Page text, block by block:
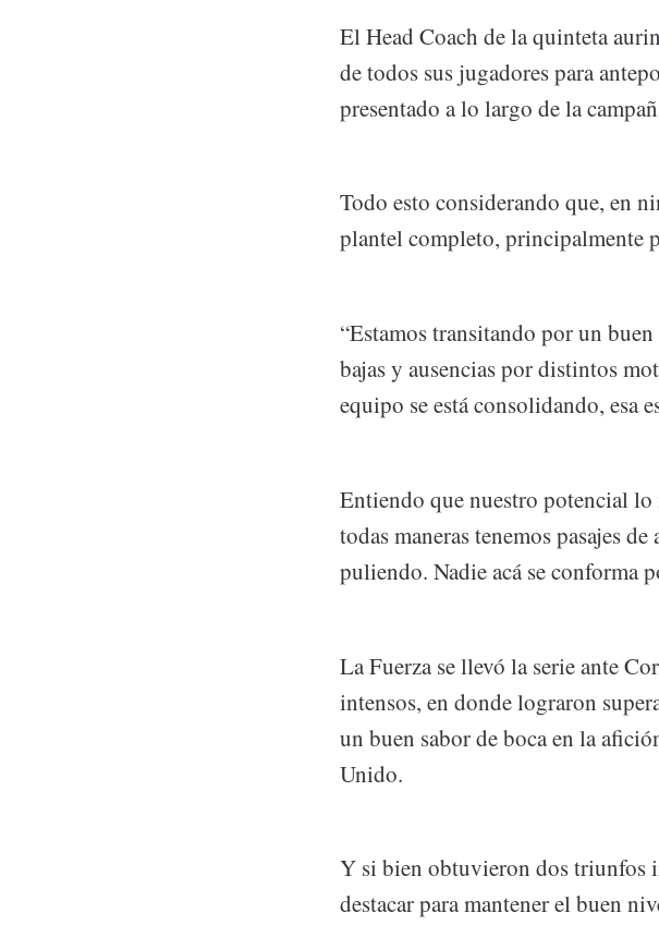
El Head Coach de la quinteta
de todos sus jugadores para
presentado a lo largo de la
Todo esto considerando que, en
plantel completo, principalmente
“Estamos transitando por un
bajas y ausencias por distintos
equipo se está consolidando, esa
Entiendo que nuestro potencial
todas maneras tenemos pasajes
puliendo. Nadie acá se conforma
La Fuerza se llevó la serie ante
intensos, en donde lograron
un buen sabor de boca en la
Unido.
Y si bien obtuvieron dos triunfos
destacar para mantener el buen